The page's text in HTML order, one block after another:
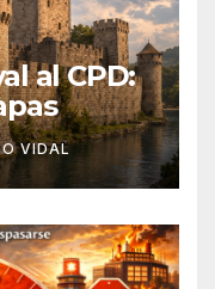
al CPD:
VIDAL